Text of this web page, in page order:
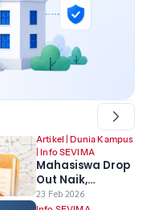
Artikel |Dunia Kampus
|Info SEVIMA
Mahasiswa Drop
Out Naik,
Akreditasi Prodi
23 Feb 2026